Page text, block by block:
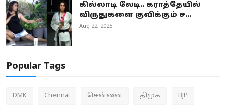
கில்லாடி லேடி.. கராத்தேயில்
விருதுகளை குவிக்கும் ச...
Aug 22, 2025
Popular Tags
DMK Chennai சென்னை திமுக BJP